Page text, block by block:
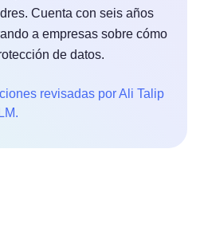
Cuenta con seis años
a empresas sobre cómo
de datos.
revisadas por Ali Talip